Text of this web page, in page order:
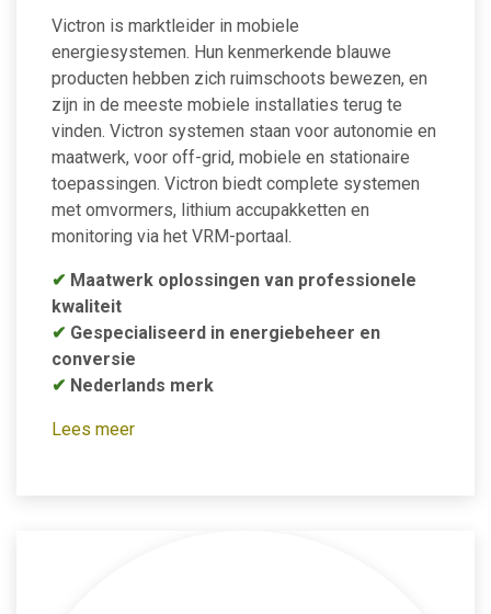
Victron is marktleider in mobiele
energiesystemen. Hun kenmerkende blauwe
producten hebben zich ruimschoots bewezen, en
zijn in de meeste mobiele installaties terug te
vinden. Victron systemen staan voor autonomie en
maatwerk, voor off-grid, mobiele en stationaire
toepassingen. Victron biedt complete systemen
met omvormers, lithium accupakketten en
monitoring via het VRM-portaal.
✔ Maatwerk oplossingen van professionele
kwaliteit
✔ Gespecialiseerd in energiebeheer en
conversie
✔ Nederlands merk
Lees meer